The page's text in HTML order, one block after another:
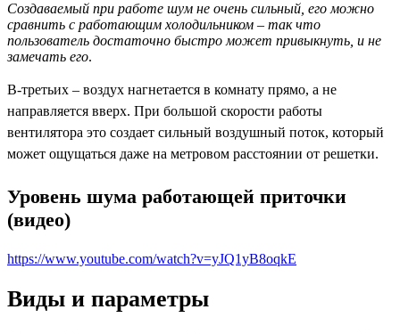
Создаваемый при работе шум не очень сильный, его можно
сравнить с работающим холодильником – так что
пользователь достаточно быстро может привыкнуть, и не
замечать его.
В-третьих – воздух нагнетается в комнату прямо, а не
направляется вверх. При большой скорости работы
вентилятора это создает сильный воздушный поток, который
может ощущаться даже на метровом расстоянии от решетки.
Уровень шума работающей приточки
(видео)
https://www.youtube.com/watch?v=yJQ1yB8oqkE
Виды и параметры